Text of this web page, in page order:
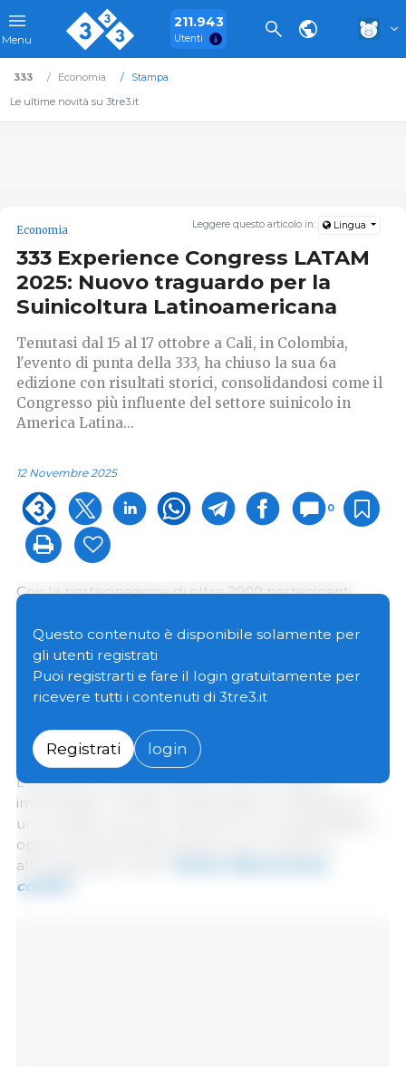
Menu
211.943
Utenti
333 Economia
Stampa
Le ultime novità su 3tre3.it
Leggere questo articolo in: Lingua
Economia
333 Experience Congress LATAM
2025: Nuovo traguardo per la
Suinicoltura Latinoamericana
Tenutasi dal 15 al 17 ottobre a Cali, in Colombia,
l'evento di punta della 333, ha chiuso la sua 6a
edizione con risultati storici, consolidandosi come il
Congresso più influente del settore suinicolo in
America Latina...
12 Novembre 2025
0
Con la partecipazione di oltre 2000 partecipanti
aziende sponsor, il333 Experience Congress LATAM
2025 si è distinto per l'elevato livello tecnico e
commerciale e per la capacità di collegare l'intera
filiera del settore suinicolo latinoamericano,
di conoscenza presenti nella nostra comunità.
L'evento ha riunito produttori, tecnici, esperti,
imprenditori e leader di associazioni di categoria in
un contesto unico per discutere le principali sfide e
opportunità dell'allevamento suino moderno,
all'insegna del motto
confini"
Questo contenuto è disponibile solamente per
gli utenti registrati
Puoi registrarti e fare il login gratuitamente per
ricevere tutti i contenuti di 3tre3.it
Registrati login